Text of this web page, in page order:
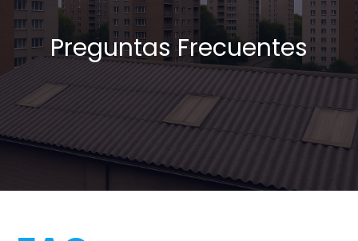
Preguntas Frecuentes